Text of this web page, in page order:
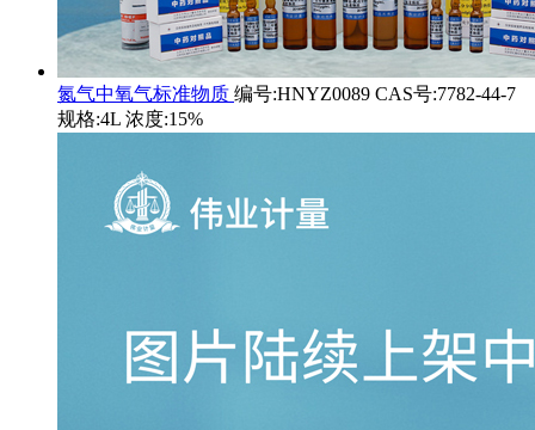
氮气中氧气标准物质 编号:HNYZ0089 CAS号:7782-44-7
规格:4L 浓度:15%